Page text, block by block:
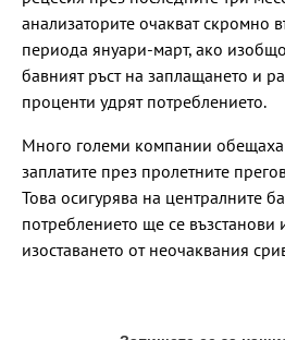
анализаторите очакват скромно
периода януари-март, ако
бавният ръст на заплащането и
проценти удрят потреблението.
Много големи компании
заплатите през пролетните
Това осигурява на централните
потреблението ще се
изоставането от неочаквания